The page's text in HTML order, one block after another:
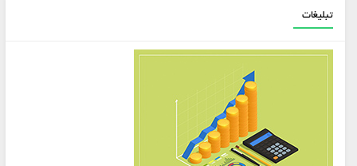
تبلیغات